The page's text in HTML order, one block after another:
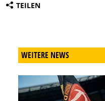
TEILEN
WEITERE NEWS